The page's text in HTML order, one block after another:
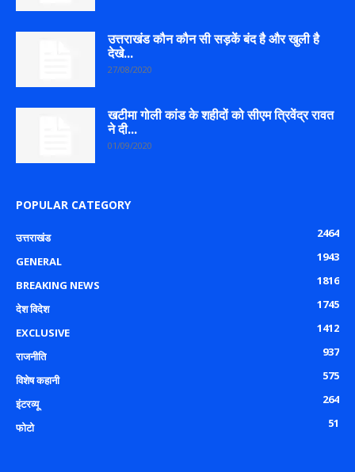
उत्तराखंड कौन कौन सी सड़कें बंद है और खुली है
देखे...
27/08/2020
खटीमा गोली कांड के शहीदों को सीएम त्रिवेंद्र रावत
ने दी...
01/09/2020
POPULAR CATEGORY
उत्तराखंड
2464
GENERAL
1943
BREAKING NEWS
1816
देश विदेश
1745
EXCLUSIVE
1412
राजनीति
937
विशेष कहानी
575
इंटरव्यू
264
फोटो
51